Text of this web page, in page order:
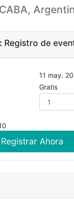
CABA,
Registro de
11 may.
Gratis
Registrar Ahora